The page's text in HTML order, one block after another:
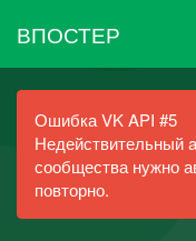
ВПОСТЕР
Ошибка VK API #5
Недействительный
сообщества нужно
повторно.